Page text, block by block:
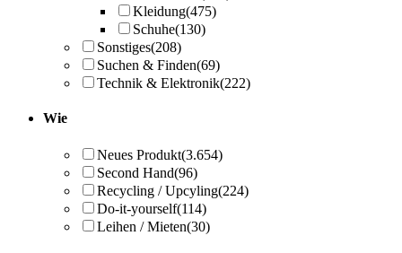
Kleidung(475)
Schuhe(130)
Sonstiges(208)
Suchen & Finden(69)
Technik & Elektronik(222)
Wie
Neues Produkt(3.654)
Second Hand(96)
Recycling / Upcyling(224)
Do-it-yourself(114)
Leihen / Mieten(30)